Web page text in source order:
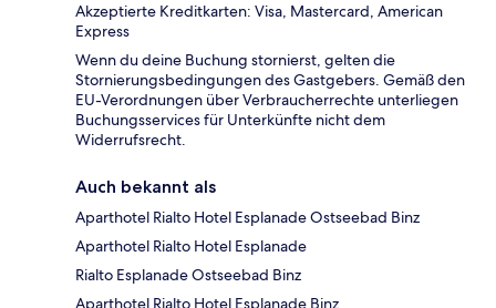
Akzeptierte Kreditkarten: Visa, Mastercard, American
Express
Wenn du deine Buchung stornierst, gelten die
Stornierungsbedingungen des Gastgebers. Gemäß den
EU-Verordnungen über Verbraucherrechte unterliegen
Buchungsservices für Unterkünfte nicht dem
Widerrufsrecht.
Auch bekannt als
Aparthotel Rialto Hotel Esplanade Ostseebad Binz
Aparthotel Rialto Hotel Esplanade
Rialto Esplanade Ostseebad Binz
Aparthotel Rialto Hotel Esplanade Binz